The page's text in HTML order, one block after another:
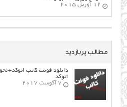
12 آوریل 2015
مطالب پربازدید
دانلود فونت کاتب
اتوکد
7 آگوست 2017